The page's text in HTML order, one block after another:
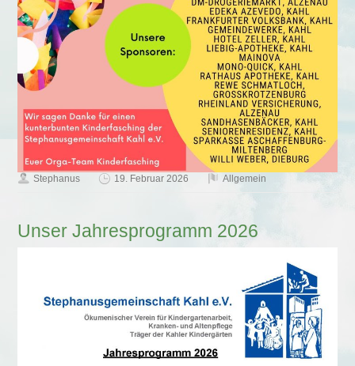
Stephanus 19. Februar 2026 Allgemein
Unser Jahresprogramm 2026